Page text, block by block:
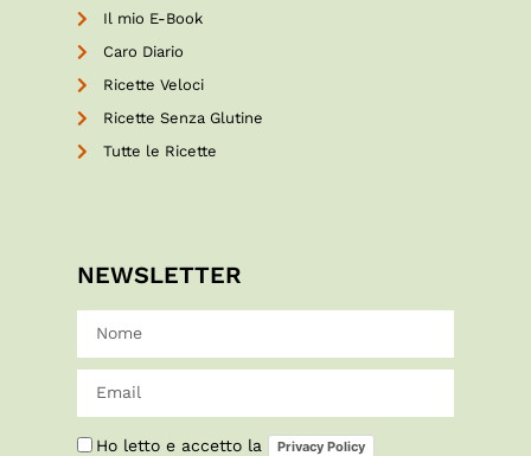
Il mio E-Book
Caro Diario
Ricette Veloci
Ricette Senza Glutine
Tutte le Ricette
NEWSLETTER
Ho letto e accetto la Privacy Policy